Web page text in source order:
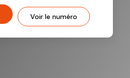
Voir le numéro